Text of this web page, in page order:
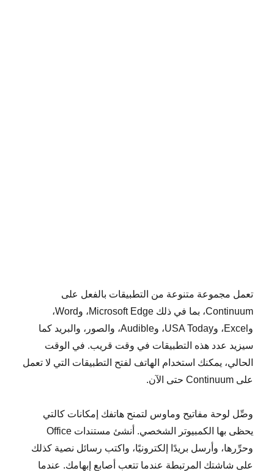
تعمل مجموعة متنوعة من التطبيقات بالفعل على
Continuum، بما في ذلك Microsoft Edge، وWord،
وExcel، وUSA Today، وAudible، والصور، والبريد كما
سيزيد عدد هذه التطبيقات في وقت قريب. في الوقت
الحالي، يمكنك استخدام الهاتف لفتح التطبيقات التي لا تعمل
على Continuum حتى الآن.
وصِّل لوحة مفاتيح وماوس لتمنح هاتفك إمكانات كالتي
يحظى بها الكمبيوتر الشخصي. أنشئ مستندات Office
وحرِّرها، وأرسل بريدًا إلكترونيًا، واكتب رسائل نصية كذلك
على شاشتك المرتبطة عندما تتعب أصابع إبهامك. عندما